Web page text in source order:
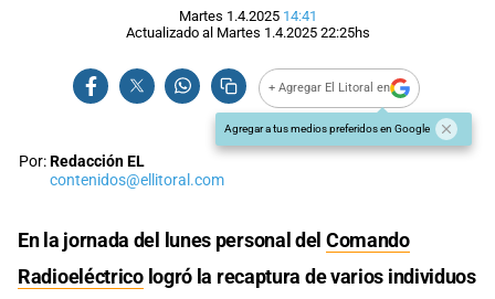
Martes 1.4.2025 14:41
Actualizado al Martes 1.4.2025 22:25hs
+ Agregar El Litoral en
Agregar a tus medios preferidos en Google
Por:Redacción EL
contenidos@ellitoral.com
En la jornada del lunes personal del Comando
Radioeléctricologró la recaptura de varios individuos